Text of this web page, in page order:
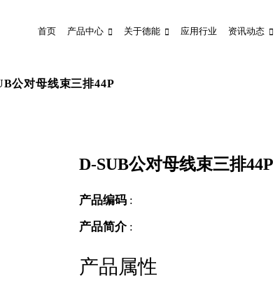
首页 产品中心 关于德能 应用行业 资讯动态
公对母线束三排44P
D-SUB公对母线束三排44P
产品编码 :
产品简介:
产品属性